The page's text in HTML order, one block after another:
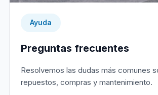
Ayuda
Preguntas frecuentes
Resolvemos las dudas más comunes
repuestos, compras y mantenimiento.